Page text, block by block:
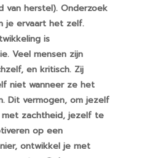
van herstel). Onderzoek
je ervaart het zelf.
is
Veel mensen zijn
en kritisch. Zij
niet wanneer ze het
Dit vermogen, om jezelf
zachtheid, jezelf te
op een
ontwikkel je met